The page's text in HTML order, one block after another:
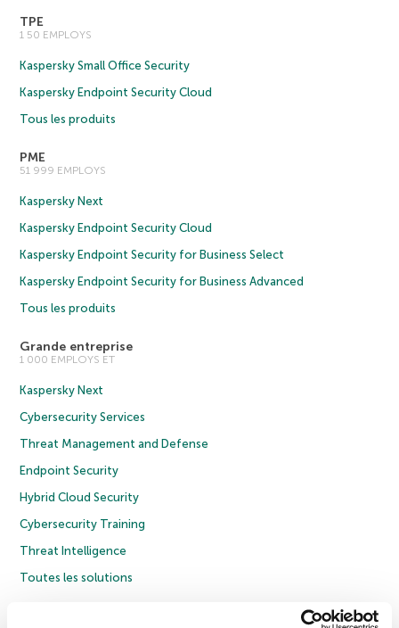
TPE
1 50 EMPLOYS
Kaspersky Small Office Security
Kaspersky Endpoint Security Cloud
Tous les produits
PME
51 999 EMPLOYS
Kaspersky Next
Kaspersky Endpoint Security Cloud
Kaspersky Endpoint Security for Business Select
Kaspersky Endpoint Security for Business Advanced
Tous les produits
Grande entreprise
1 000 EMPLOYS ET
Kaspersky Next
Cybersecurity Services
Threat Management and Defense
Endpoint Security
Hybrid Cloud Security
Cybersecurity Training
Threat Intelligence
Toutes les solutions